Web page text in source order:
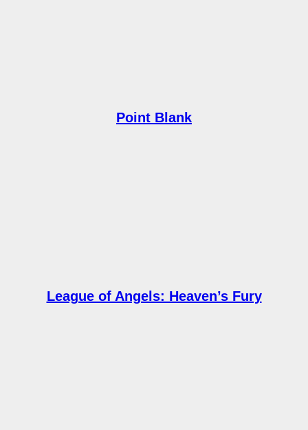
Point Blank
League of Angels: Heaven’s Fury